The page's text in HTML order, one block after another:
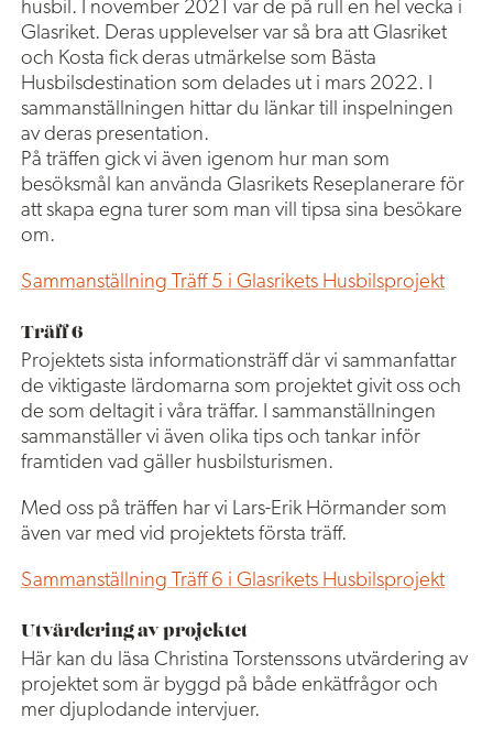
husbil. I november 2021 var de på rull en hel vecka i
Glasriket. Deras upplevelser var så bra att Glasriket
och Kosta fick deras utmärkelse som Bästa
Husbilsdestination som delades ut i mars 2022. I
sammanställningen hittar du länkar till inspelningen
av deras presentation.
På träffen gick vi även igenom hur man som
besöksmål kan använda Glasrikets Reseplanerare för
att skapa egna turer som man vill tipsa sina besökare
om.
Sammanställning Träff 5 i Glasrikets Husbilsprojekt
Träff 6
Projektets sista informationsträff där vi sammanfattar
de viktigaste lärdomarna som projektet givit oss och
de som deltagit i våra träffar. I sammanställningen
sammanställer vi även olika tips och tankar inför
framtiden vad gäller husbilsturismen.
Med oss på träffen har vi Lars-Erik Hörmander som
även var med vid projektets första träff.
Sammanställning Träff 6 i Glasrikets Husbilsprojekt
Utvärdering av projektet
Här kan du läsa Christina Torstenssons utvärdering av
projektet som är byggd på både enkätfrågor och
mer djuplodande intervjuer.